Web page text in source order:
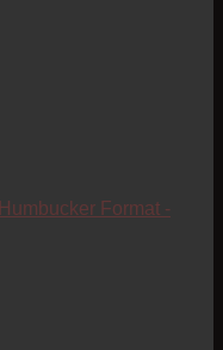
Humbucker Format -